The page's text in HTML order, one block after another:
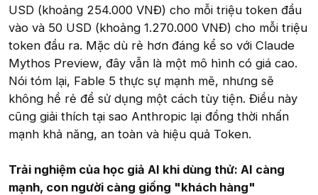
USD (khoảng 254.000 VNĐ) cho mỗi triệu token đầu
vào và 50 USD (khoảng 1.270.000 VNĐ) cho mỗi triệu
token đầu ra. Mặc dù rẻ hơn đáng kể so với Claude
Mythos Preview, đây vẫn là một mô hình có giá cao.
Nói tóm lại, Fable 5 thực sự mạnh mẽ, nhưng sẽ
không hề rẻ để sử dụng một cách tùy tiện. Điều này
cũng giải thích tại sao Anthropic lại đồng thời nhấn
mạnh khả năng, an toàn và hiệu quả Token.
Trải nghiệm của học giả AI khi dùng thử: AI càng
mạnh, con người càng giống "khách hàng"